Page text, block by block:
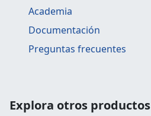
Academia
Documentación
Preguntas frecuentes
Explora otros productos